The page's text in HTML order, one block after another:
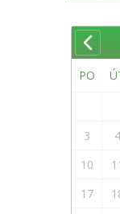
PO
3
4
10
17